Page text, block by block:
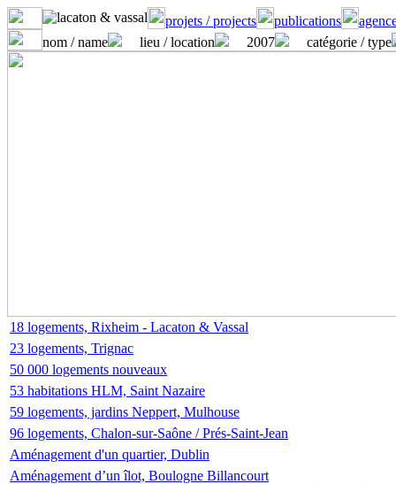
projets / projects publications
nom / name
lieu / location 2007 catégorie / type
18 logements, Rixheim - Lacaton & Vassal
23 logements, Trignac
50 000 logements nouveaux
53 habitations HLM, Saint Nazaire
59 logements, jardins Neppert, Mulhouse
96 logements, Chalon-sur-Saône / Prés-Saint-Jean
Aménagement d'un quartier, Dublin
Aménagement d’un îlot, Boulogne Billancourt